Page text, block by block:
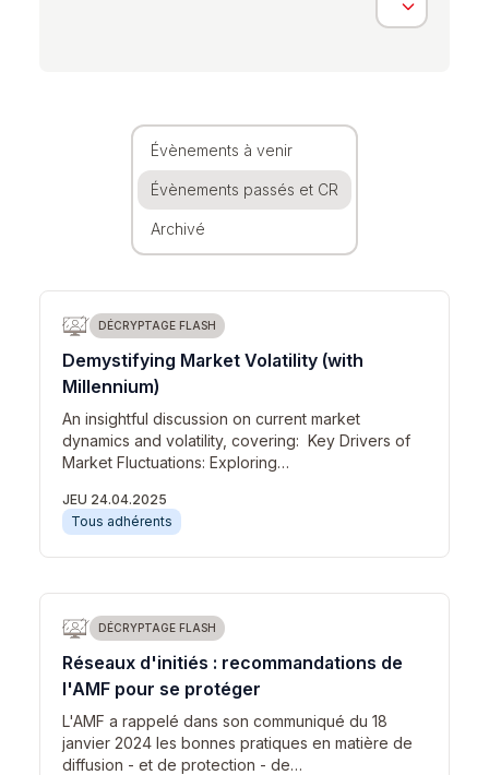
Évènements à venir
Évènements passés et CR
Archivé
DÉCRYPTAGE FLASH
Demystifying Market Volatility (with
Millennium)
An insightful discussion on current market
dynamics and volatility, covering: Key Drivers of
Market Fluctuations: Exploring…
JEU 24.04.2025
Tous adhérents
DÉCRYPTAGE FLASH
Réseaux d'initiés : recommandations de
l'AMF pour se protéger
L'AMF a rappelé dans son communiqué du 18
janvier 2024 les bonnes pratiques en matière de
diffusion - et de protection - de…